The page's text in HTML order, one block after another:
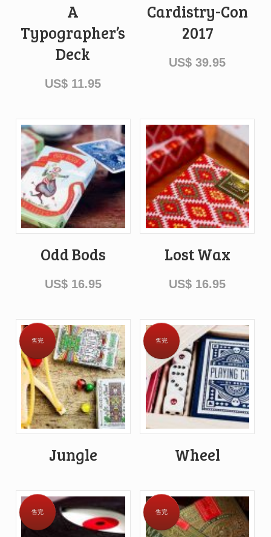
A
Typographer’s
Deck
US$ 11.95
Cardistry-Con
2017
US$ 39.95
Odd Bods
US$16.95
Lost Wax
US$ 16.95
售完
Jungle
售完
Wheel
售完 售完